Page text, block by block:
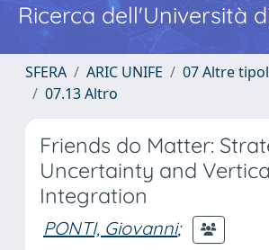
Ricerca dell'Università
SFERA ARIC UNIFE
07 Altre
07.13 Altro
Friends do Matter:
Uncertainty and
Integration
PONTI, Giovanni;